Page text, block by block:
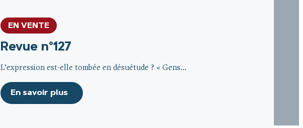
EN VENTE
Revue n°127
L’expression est-elle tombée en désuétude ? « Gens...
En savoir plus